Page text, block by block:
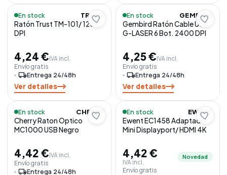
En stock TRUST
Ratón Trust TM-101/ 1200
DPI
4,24 €IVA incl.
Envío gratis
local_shippingEntrega 24/48h
Ver detalles
En stock GEMBIRD
Gembird Ratón Cable USB
G-LASER 6 Bot. 2400 DPI
4,25 €IVA incl.
Envío gratis
local_shippingEntrega 24/48h
Ver detalles
En stock CHERRY
Cherry Raton Optico
MC1000 USB Negro
4,42 €IVA incl.
Envío gratis
local_shippingEntrega 24/48h
En stock EWENT
Ewent EC1458 Adaptador
Mini Displayport/ HDMI 4K
4,42 €
IVA incl.
Novedad
Envío gratis